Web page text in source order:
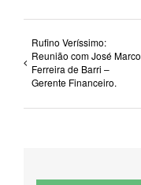
Rufino Veríssimo:
Reunião com José Marco
Ferreira de Barri –
Gerente Financeiro.